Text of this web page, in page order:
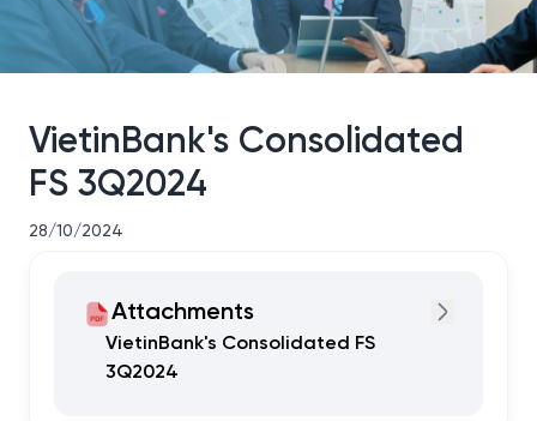
VietinBank's Consolidated
FS 3Q2024
28/10/2024
Attachments
VietinBank's Consolidated FS
3Q2024